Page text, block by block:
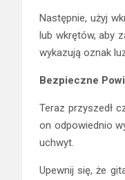
Następnie, użyj
lub wkrętów, aby
wykazują oznak
Bezpieczne
Teraz przyszedł
on odpowiednio
uchwyt.
Upewnij się, że